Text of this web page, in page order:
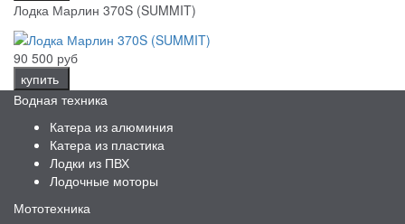
Лодка Марлин 370S (SUMMIT)
90 500 руб
купить
Водная техника
Катера из алюминия
Катера из пластика
Лодки из ПВХ
Лодочные моторы
Мототехника